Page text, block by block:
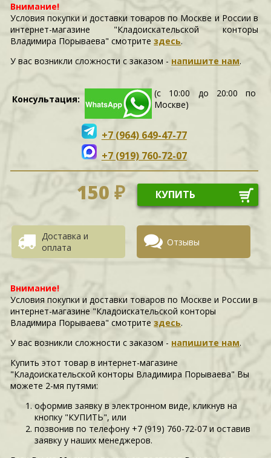
Внимание!
Условия покупки и доставки товаров по Москве и России в
интернет-магазине "Кладоискательской конторы
Владимира Порываева" смотритездесь.
У вас возникли сложности c заказом - напишите нам.
Консультация:
(с 10:00 до 20:00 по
Москве)
+7 (964) 649-47-77
+7 (919) 760-72-07
150 ₽ КУПИТЬ
Доставка и
оплата
Отзывы
Внимание!
Условия покупки и доставки товаров по Москве и России в
интернет-магазине "Кладоискательской конторы
Владимира Порываева" смотритездесь.
У вас возникли сложности c заказом - напишите нам.
Купить этот товар в интернет-магазине
"Кладоискательской конторы Владимира Порываева" Вы
можете 2-мя путями:
оформив заявку в электронном виде, кликнув на
кнопку "КУПИТЬ", или
позвонив по телефону +7 (919) 760-72-07 и оставив
заявку у наших менеджеров.